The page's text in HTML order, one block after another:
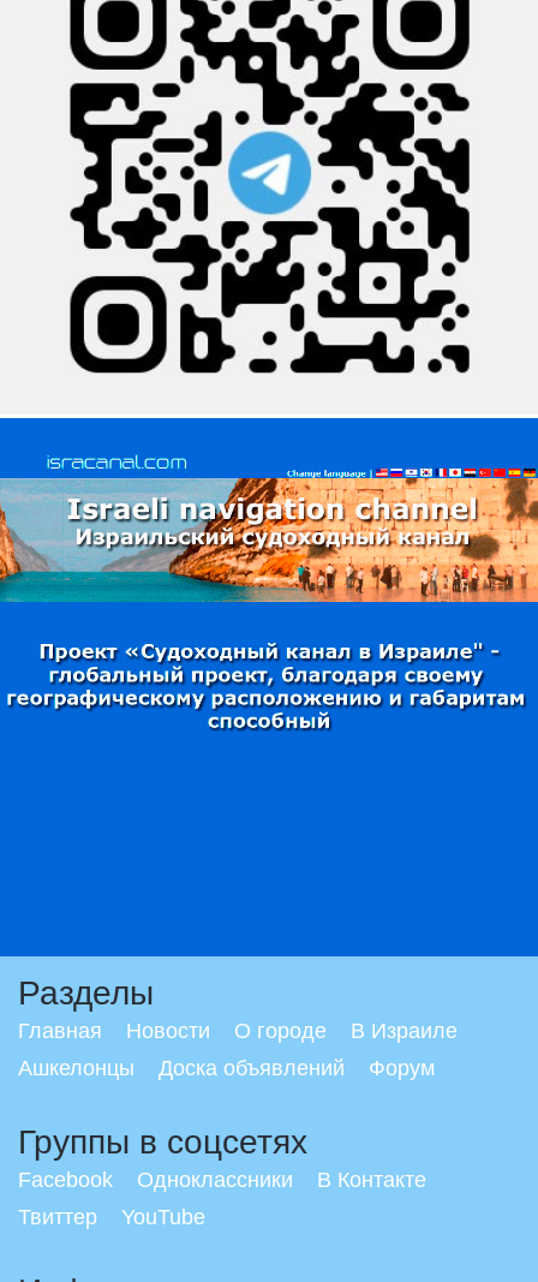
Разделы
Главная Новости О городе
В Израиле
Ашкелонцы
Доска объявлений Форум
Группы в соцсетях
Facebook Одноклассники
В Контакте
Твиттер
YouTube